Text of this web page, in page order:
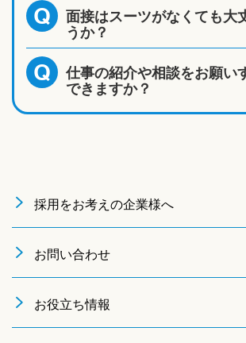
Q 面接はスーツがなくても大
うか？
Q 仕事の紹介や相談をお願い
できますか？
採用をお考えの企業様へ
お問い合わせ
お役立ち情報